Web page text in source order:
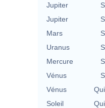
Jupiter
Jupiter
Mars
Uranus
Mercure
Vénus
Vénus
Soleil